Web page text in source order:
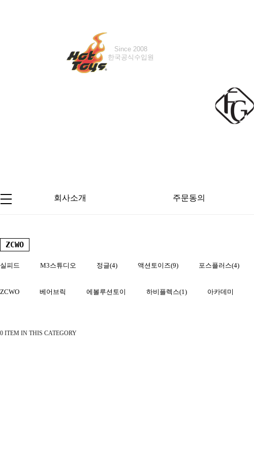
Since 2008
한국공식수입원
회사소개 주문동의
ZCWO
실피드 M3스튜디오 정글(4) 액션토이즈(9) 포스플러스(4)
ZCWO 베어브릭 에볼루션토이 하비플렉스(1) 아카데미
0 ITEM IN THIS CATEGORY